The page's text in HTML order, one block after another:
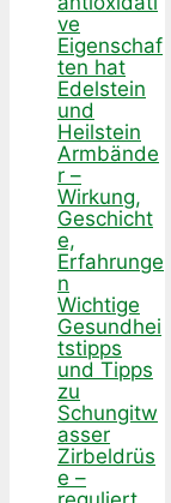
ve
Eigenschaf
ten hat
Edelstein
und
Heilstein
Armbände
r –
Wirkung,
Geschicht
e,
Erfahrunge
n
Wichtige
Gesundhei
tstipps
und Tipps
zu
Schungitw
asser
Zirbeldrüs
e –